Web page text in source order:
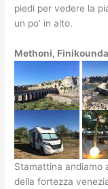
piedi per vedere la
un po’ in alto.
Methoni,
Stamattina andiamo
della fortezza